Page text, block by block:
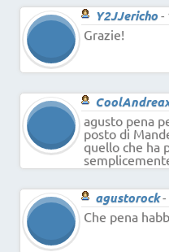
Y2JJericho -
Grazie!
agusto pena
posto di
quello che ha
agustorock-
Che pena